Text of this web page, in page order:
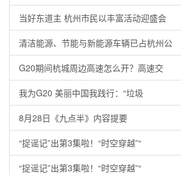
当好东道主 杭州市民以丰富活动迎盛会
清洁能源、节能与新能源车辆已占杭州公
G20期间杭城周边高速怎么开？高速交
我为G20 美丽中国我践行：“垃圾
8月28日《九点半》内容提要
“捉谣记”出第3集啦！“时空穿越”“
“捉谣记”出第3集啦！“时空穿越”“